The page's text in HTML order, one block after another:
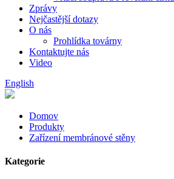
Zprávy
Nejčastější dotazy
O nás
Prohlídka továrny
Kontaktujte nás
Video
English
Domov
Produkty
Zařízení membránové stěny
Kategorie